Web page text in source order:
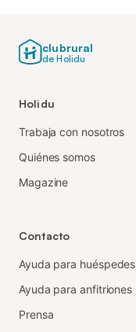
clubrural
de Holidu
Holidu
Trabaja con nosotros
Quiénes somos
Magazine
Contacto
Ayuda para huéspedes
Ayuda para anfitriones
Prensa